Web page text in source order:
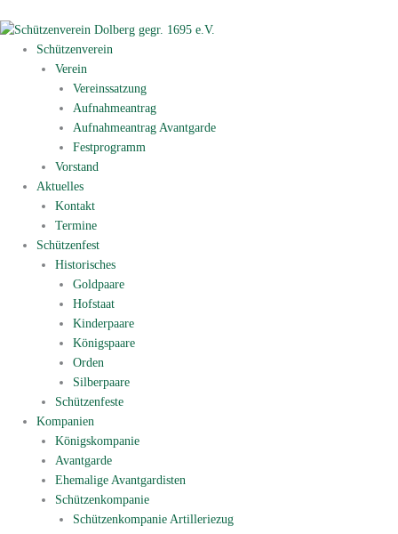
Inhalt
springenSchützenverein
Verein
Vereinssatzung
Aufnahmeantrag
Aufnahmeantrag Avantgarde
Festprogramm
Vorstand
Aktuelles
Kontakt
Termine
Schützenfest
Historisches
Goldpaare
Hofstaat
Kinderpaare
Königspaare
Orden
Silberpaare
Schützenfeste
Kompanien
Königskompanie
Avantgarde
Ehemalige Avantgardisten
Schützenkompanie
Schützenkompanie Artilleriezug